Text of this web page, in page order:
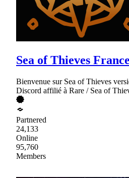
Sea of Thieves
Bienvenue sur Sea of Thieves
Discord affilié à Rare / Sea of
Partnered
24,133
Online
95,760
Members